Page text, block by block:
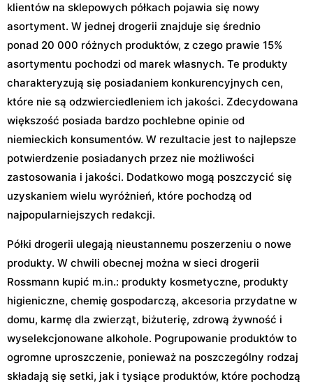
klientów na sklepowych półkach pojawia się nowy
asortyment. W jednej drogerii znajduje się średnio
ponad 20 000 różnych produktów, z czego prawie 15%
asortymentu pochodzi od marek własnych. Te produkty
charakteryzują się posiadaniem konkurencyjnych cen,
które nie są odzwierciedleniem ich jakości. Zdecydowana
większość posiada bardzo pochlebne opinie od
niemieckich konsumentów. W rezultacie jest to najlepsze
potwierdzenie posiadanych przez nie możliwości
zastosowania i jakości. Dodatkowo mogą poszczycić się
uzyskaniem wielu wyróżnień, które pochodzą od
najpopularniejszych redakcji.
Półki drogerii ulegają nieustannemu poszerzeniu o nowe
produkty. W chwili obecnej można w sieci drogerii
Rossmann kupić m.in.: produkty kosmetyczne, produkty
higieniczne, chemię gospodarczą, akcesoria przydatne w
domu, karmę dla zwierząt, biżuterię, zdrową żywność i
wyselekcjonowane alkohole. Pogrupowanie produktów to
ogromne uproszczenie, ponieważ na poszczególny rodzaj
składają się setki, jak i tysiące produktów, które pochodzą